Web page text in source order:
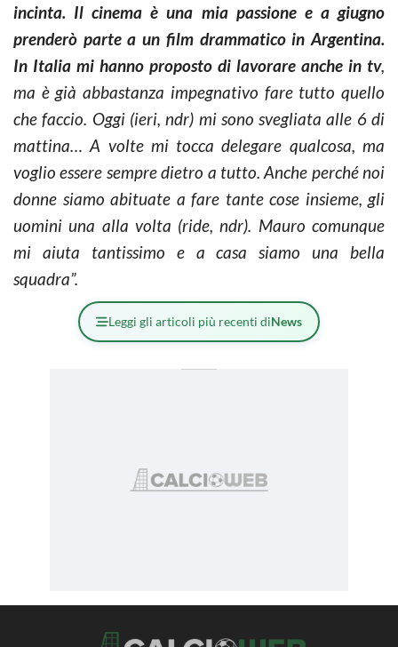
incinta. Il cinema è una mia passione e a giugno
prenderò parte a un film drammatico in Argentina.
In Italia mi hanno proposto di lavorare anche in tv,
ma è già abbastanza impegnativo fare tutto quello
che faccio. Oggi (ieri, ndr) mi sono svegliata alle 6 di
mattina… A volte mi tocca delegare qualcosa, ma
voglio essere sempre dietro a tutto. Anche perché noi
donne siamo abituate a fare tante cose insieme, gli
uomini una alla volta (ride, ndr). Mauro comunque
mi aiuta tantissimo e a casa siamo una bella
squadra”.
Leggi gli articoli più recenti diNews